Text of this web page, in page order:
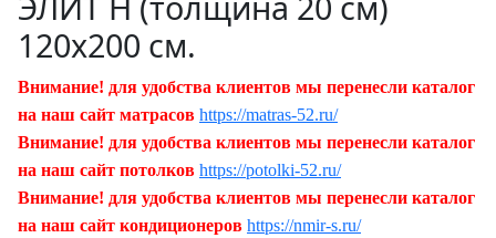
120х200 см.
Внимание! для удобства клиентов мы перенесли каталог
на наш сайт матрасов https://matras-52.ru/
Внимание! для удобства клиентов мы перенесли каталог
на наш сайт потолков https://potolki-52.ru/
Внимание! для удобства клиентов мы перенесли каталог
на наш сайт кондиционеров https://nmir-s.ru/